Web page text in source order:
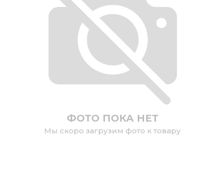
ФОТО ПОКА НЕТ
Мы скоро загрузим фото к товару